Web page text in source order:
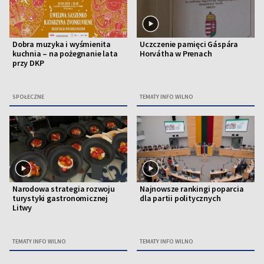
Dobra muzyka i wyśmienita
kuchnia – na pożegnanie lata
przy DKP
SPOŁECZNE
Uczczenie pamięci Gáspára
Horvátha w Prenach
TEMATY INFO WILNO
Narodowa strategia rozwoju
turystyki gastronomicznej
Litwy
TEMATY INFO WILNO
Najnowsze rankingi poparcia
dla partii politycznych
TEMATY INFO WILNO